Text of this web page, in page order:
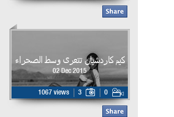
كيم كاردشيان تتعرى وسط الصحراء
02 Dec 2015
1067 views 3 0